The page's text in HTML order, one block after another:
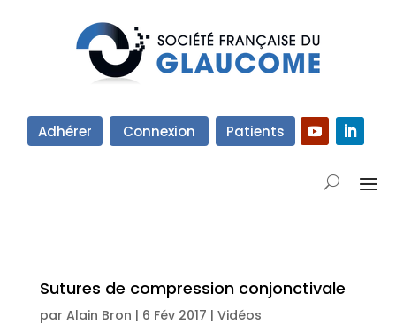
Adhérer Connexion Patients
Sutures de compression conjonctivale
par Alain Bron | 6 Fév 2017 | Vidéos